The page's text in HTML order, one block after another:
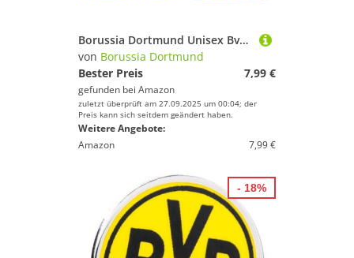
Borussia Dortmund Unisex Bvb-magnet Set Magnet, Schwarz/gelb, verschiedene Gr en EU
von Borussia Dortmund
Bester Preis
7,99 €
gefunden bei Amazon
zuletzt überprüft am 27.09.2025 um 00:04; der
Preis kann sich seitdem geändert haben.
Weitere Angebote:
Amazon
7,99 €
- 18%